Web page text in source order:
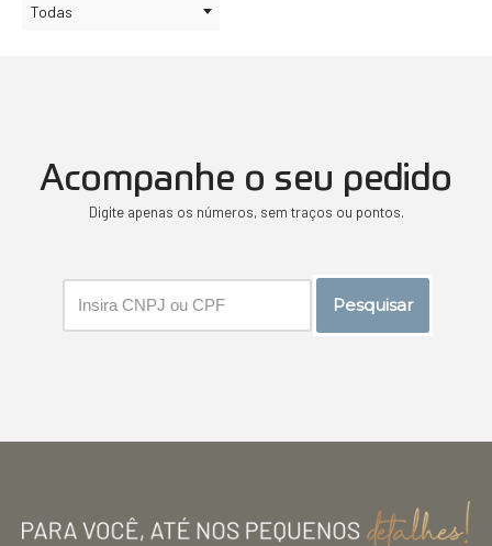
Todas
Acompanhe o seu pedido
Digite apenas os números, sem traços ou pontos.
Pesquisar